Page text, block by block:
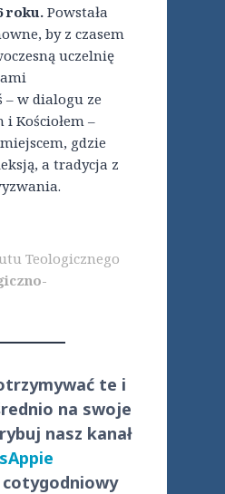
roku. Powstała
by z czasem
uczelnię
w dialogu ze
i Kościołem –
gdzie
a tradycja z
Teologicznego
te i
na swoje
nasz kanał
cotygodniowy